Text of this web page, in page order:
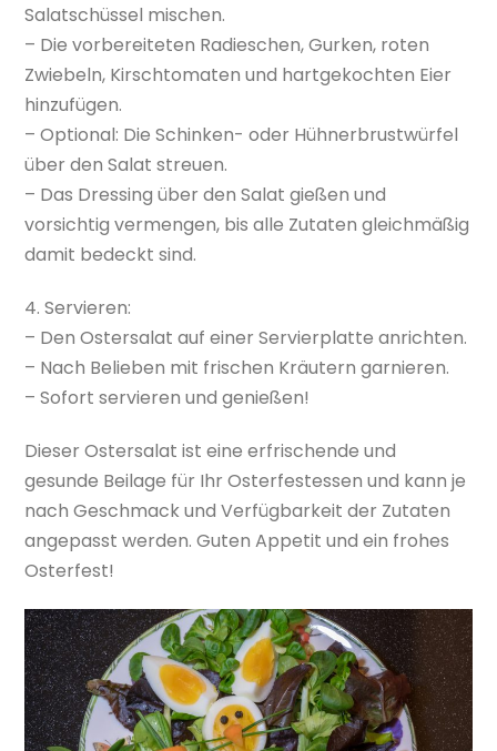
Salatschüssel mischen.
– Die vorbereiteten Radieschen, Gurken, roten
Zwiebeln, Kirschtomaten und hartgekochten Eier
hinzufügen.
– Optional: Die Schinken- oder Hühnerbrustwürfel
über den Salat streuen.
– Das Dressing über den Salat gießen und
vorsichtig vermengen, bis alle Zutaten gleichmäßig
damit bedeckt sind.
4. Servieren:
– Den Ostersalat auf einer Servierplatte anrichten.
– Nach Belieben mit frischen Kräutern garnieren.
– Sofort servieren und genießen!
Dieser Ostersalat ist eine erfrischende und
gesunde Beilage für Ihr Osterfestessen und kann je
nach Geschmack und Verfügbarkeit der Zutaten
angepasst werden. Guten Appetit und ein frohes
Osterfest!